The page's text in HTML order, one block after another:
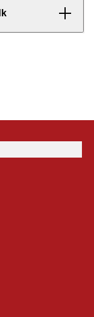
i
afpresning.